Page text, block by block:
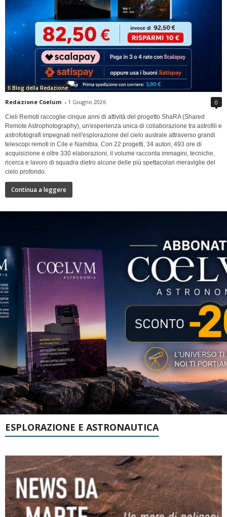
Il Blog della Redazione
Redazione Coelum - 1 Giugno 2026 0
Cieli Remoti raccoglie cinque anni di attività del progetto ShaRA (Shared
Remote Astrophotography), un'esperienza unica di collaborazione tra astrofili e
astrofotografi impegnati nell'esplorazione del cielo australe attraverso grandi
telescopi remoti in Cile e Namibia. Con 22 progetti, 34 autori, 493 ore di
acquisizione e oltre 330 elaborazioni, il volume racconta immagini, tecniche,
ricerca e lavoro di squadra dietro alcune delle più spettacolari meraviglie del
cielo profondo.
Continua a leggere
ESPLORAZIONE E ASTRONAUTICA